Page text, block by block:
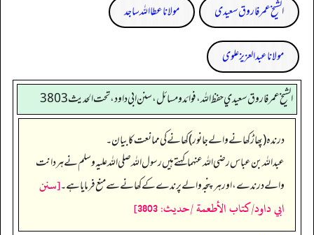
الشیخ عمر فاروق سعیدی
مولانا عطا اللہ ساجد
مولانا عبد العزیز علوی
الشيخ عمر فاروق سعيدي حفظ الله، فوائد و مسائل، سنن ابي داود ، تحت الحديث 3803
درندہ (پھاڑ کھانے والے جانور) کھانے کی ممانعت کا بیان۔
عبداللہ بن عباس رضی اللہ عنہما کہتے ہیں رسول اللہ صلی اللہ علیہ وسلم نے ہر دانت
والے درندے، اور ہر پنجہ والے پرندے کے کھانے سے منع فرمایا ہے۔[سنن
ابي داود/كتاب الأطعمة /حدیث: 3803]